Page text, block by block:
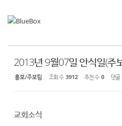
2013년 9월07일 안식일(주
홍보/주보팀 조회 수 3912 추천 수 0 댓글
교회소식
스케치
스케